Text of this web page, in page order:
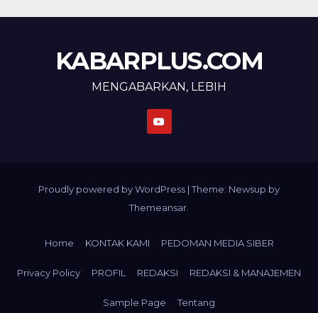
KABARPLUS.COM
MENGABARKAN, LEBIH
Proudly powered by WordPress |Theme: Newsup by
Themeansar
Home KONTAK KAMI PEDOMAN MEDIA SIBER
Privacy Policy PROFIL REDAKSI REDAKSI & MANAJEMEN
Sample Page Tentang